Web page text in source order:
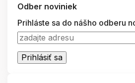
Odber noviniek
Prihláste sa do nášho odberu